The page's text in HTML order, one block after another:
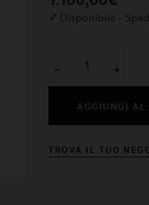
✓ Disponibile -
− +
AGGIUNGI AL
TROVA IL TUO